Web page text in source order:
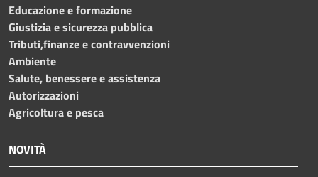
Educazione e formazione
Giustizia e sicurezza pubblica
Tributi,finanze e contravvenzioni
Ambiente
Salute, benessere e assistenza
Autorizzazioni
Agricoltura e pesca
NOVITÀ